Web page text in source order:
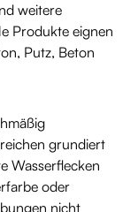
weitere
Produkte eignen
Putz, Beton
grundiert
Wasserflecken
oder
nicht